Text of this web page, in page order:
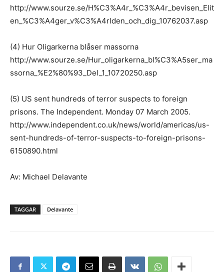
http://www.sourze.se/H%C3%A4r_%C3%A4r_bevisen_Elit
en_%C3%A4ger_v%C3%A4rlden_och_dig_10762037.asp
(4) Hur Oligarkerna blåser massorna
http://www.sourze.se/Hur_oligarkerna_bl%C3%A5ser_ma
ssorna_%E2%80%93_Del_1_10720250.asp
(5) US sent hundreds of terror suspects to foreign
prisons. The Independent. Monday 07 March 2005.
http://www.independent.co.uk/news/world/americas/us-
sent-hundreds-of-terror-suspects-to-foreign-prisons-
6150890.html
Av: Michael Delavante
TAGGAR Delavante